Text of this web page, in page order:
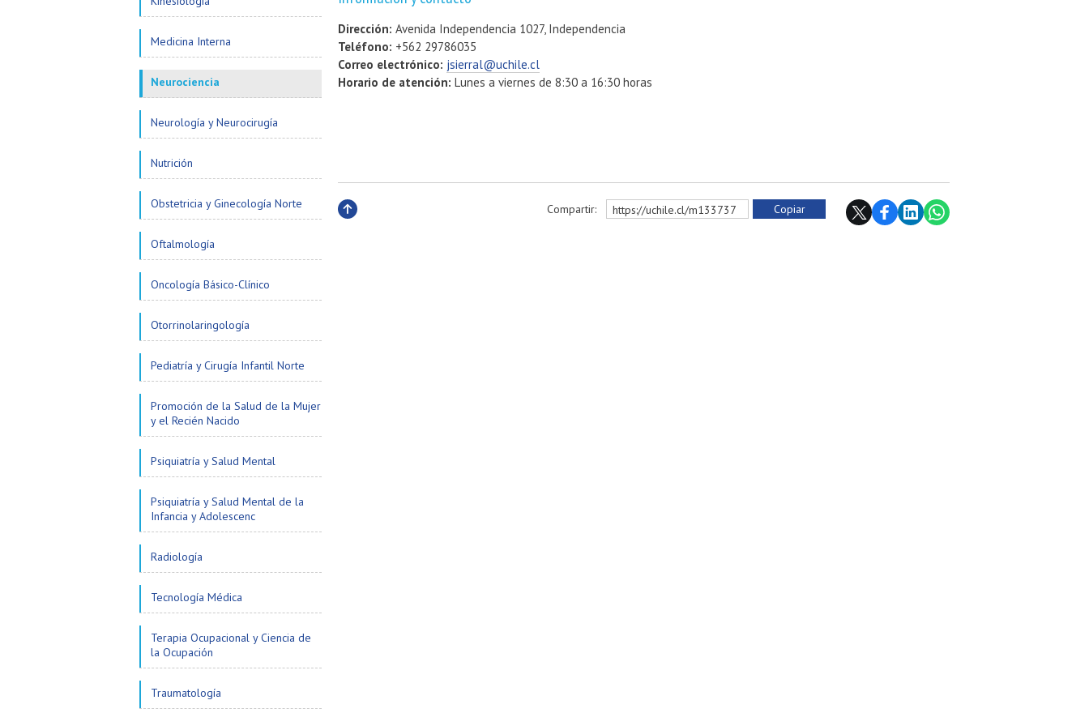
Medicina Interna
Neurociencia
Neurología y Neurocirugía
Nutrición
Obstetricia y Ginecología Norte
Oftalmología
Oncología Básico-Clínico
Otorrinolaringología
Pediatría y Cirugía Infantil Norte
Promoción de la Salud de la Mujer
y el Recién Nacido
Psiquiatría y Salud Mental
Psiquiatría y Salud Mental de la
Infancia y Adolescenc
Radiología
Tecnología Médica
Terapia Ocupacional y Ciencia de
la Ocupación
Traumatología
Dirección: Avenida Independencia 1027, Independencia
Teléfono: +562 29786035
Correo electrónico: jsierral@uchile.cl
Horario de atención: Lunes a viernes de 8:30 a 16:30 horas
Compartir: https://uchile.cl/m133737 Copiar